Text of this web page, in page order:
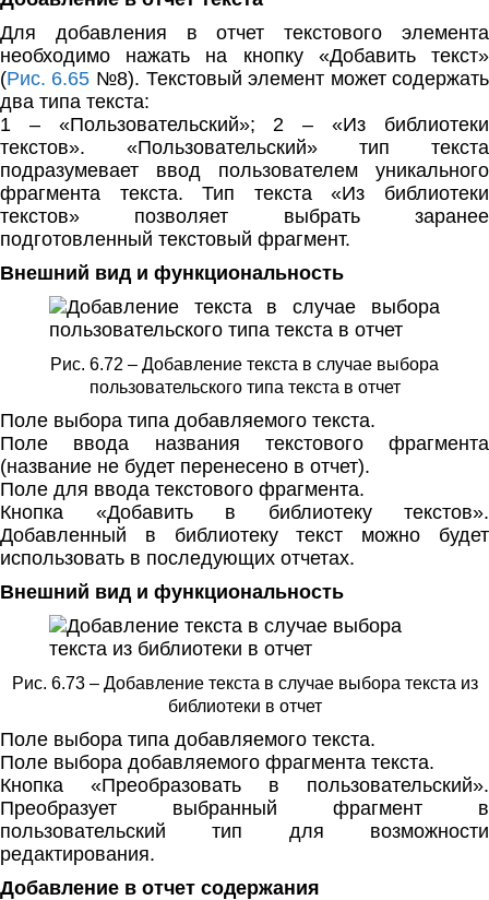
Для добавления в отчет текстового элемента
необходимо нажать на кнопку «Добавить текст»
(Рис. 6.65 №8). Текстовый элемент может содержать
два типа текста:
1 – «Пользовательский»; 2 – «Из библиотеки
текстов». «Пользовательский» тип текста
подразумевает ввод пользователем уникального
фрагмента текста. Тип текста «Из библиотеки
текстов» позволяет выбрать заранее
подготовленный текстовый фрагмент.
Внешний вид и функциональность
Рис. 6.72 – Добавление текста в случае выбора
пользовательского типа текста в отчет
Поле выбора типа добавляемого текста.
Поле ввода названия текстового фрагмента
(название не будет перенесено в отчет).
Поле для ввода текстового фрагмента.
Кнопка «Добавить в библиотеку текстов».
Добавленный в библиотеку текст можно будет
использовать в последующих отчетах.
Внешний вид и функциональность
Рис. 6.73 – Добавление текста в случае выбора текста из
библиотеки в отчет
Поле выбора типа добавляемого текста.
Поле выбора добавляемого фрагмента текста.
Кнопка «Преобразовать в пользовательский».
Преобразует выбранный фрагмент в
пользовательский тип для возможности
редактирования.
Добавление в отчет содержания